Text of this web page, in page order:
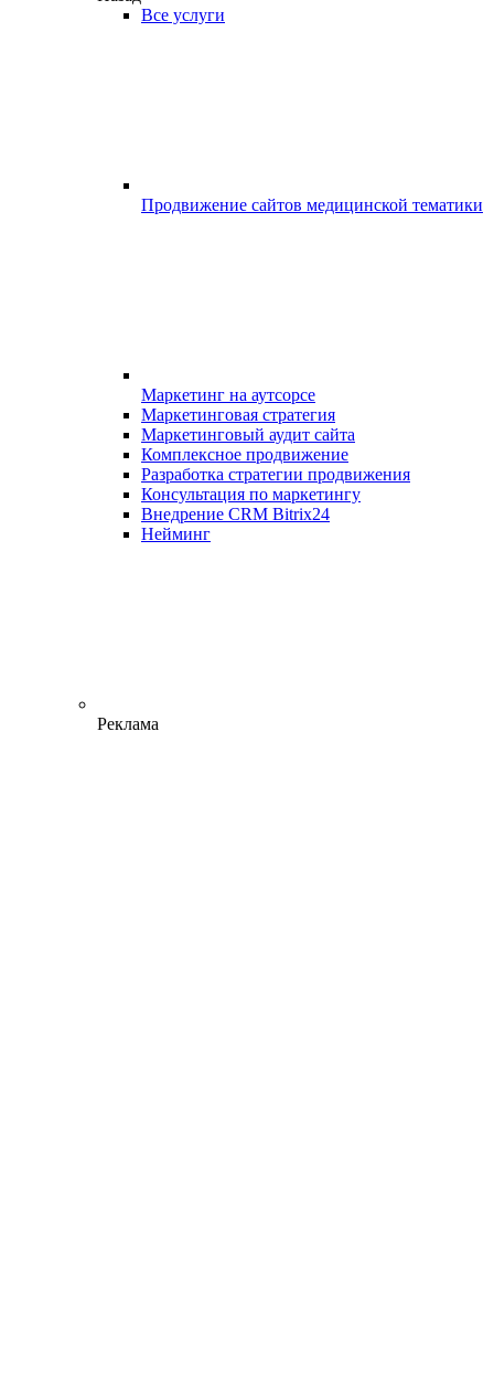
Все услуги
Продвижение сайтов медицинской тематики
Маркетинг на аутсорсе
Маркетинговая стратегия
Маркетинговый аудит сайта
Комплексное продвижение
Разработка стратегии продвижения
Консультация по маркетингу
Внедрение CRM Bitrix24
Нейминг
Реклама